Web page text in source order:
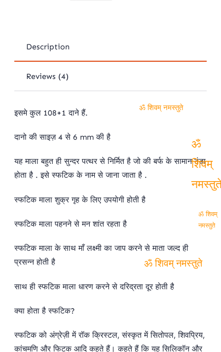
Description
Reviews (4)
इसमे कुल 108+1 दाने हैं.
दानो की साइज़ 4 से 6 mm की है
यह माला बहुत ही सुन्दर पत्थर से निर्मित है जो की बर्फ के सामान ठंडा
होता है . इसे स्फटिक के नाम से जाना जाता है .
स्फटिक माला शुक्र गृह के लिए उपयोगी होती है
स्फटिक माला पहनने से मन शांत रहता है
स्फटिक माला के साथ माँ लक्ष्मी का जाप करने से माता जल्द ही
प्रसन्न होती है
साथ ही स्फटिक माला धारण करने से दरिद्रता दूर होती है
क्या होता है स्फटिक?
स्फटिक को अंग्रेज़ी में रॉक क्रिस्टल, संस्कृत में सितोपल, शिवप्रिय,
कांचमणि और फिटक आदि कहते हैं। कहते हैं कि यह सिलिकॉन और
ॐ
शिवम्
ॐ शिवम्
ॐ शिवम् नमस्तुते